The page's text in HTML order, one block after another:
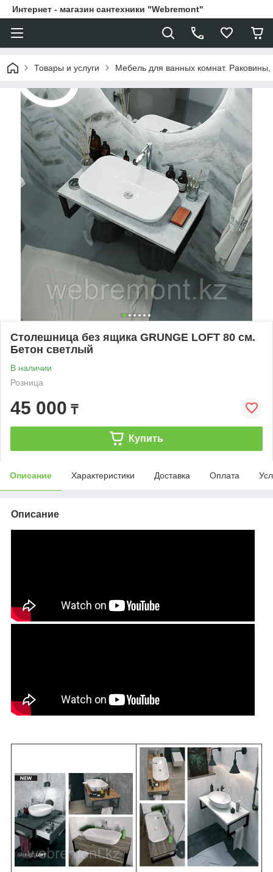
Интернет - магазин сантехники "Webremont"
Товары и услуги Мебель для ванных комнат.
Столешница без ящика GRUNGE LOFT 80 см.
Бетон светлый
В наличии
Розница
45 000 ₸
Купить
Описание Характеристики Доставка Оплата
Описание